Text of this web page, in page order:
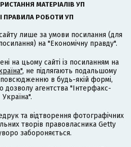
МАТЕРІАЛІВ УП
ПРАВИЛА РОБОТИ УП
лише за умови посилання (для
на "Економічну правду".
на цьому сайті із посиланням на
, не підлягають подальшому
в будь-якій формі,
дозволу агентства "Інтерфакс-
Україна".
та відтворення фотографічних
творів правовласника Getty
забороняється.